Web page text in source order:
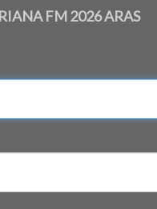
FM 2026 ARAS